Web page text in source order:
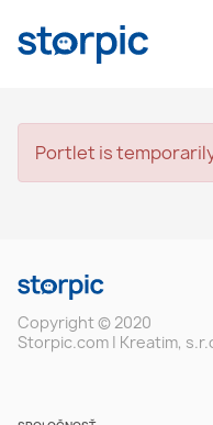
Portlet is
Copyright © 2020
Storpic.com | Kreatim,